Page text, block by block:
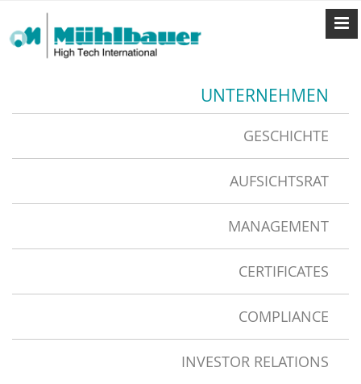
UNTERNEHMEN
GESCHICHTE
AUFSICHTSRAT
MANAGEMENT
CERTIFICATES
COMPLIANCE
INVESTOR RELATIONS